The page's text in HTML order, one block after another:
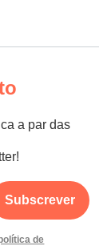
a par das
de
Subscrever